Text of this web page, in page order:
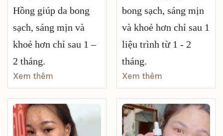
Hồng giúp da bong
sạch, sáng mịn và
khoẻ hơn chỉ sau 1 –
2 tháng.
Xem thêm
bong sạch, sáng mịn
và khoẻ hơn chỉ sau 1
liệu trình từ 1 - 2
tháng.
Xem thêm